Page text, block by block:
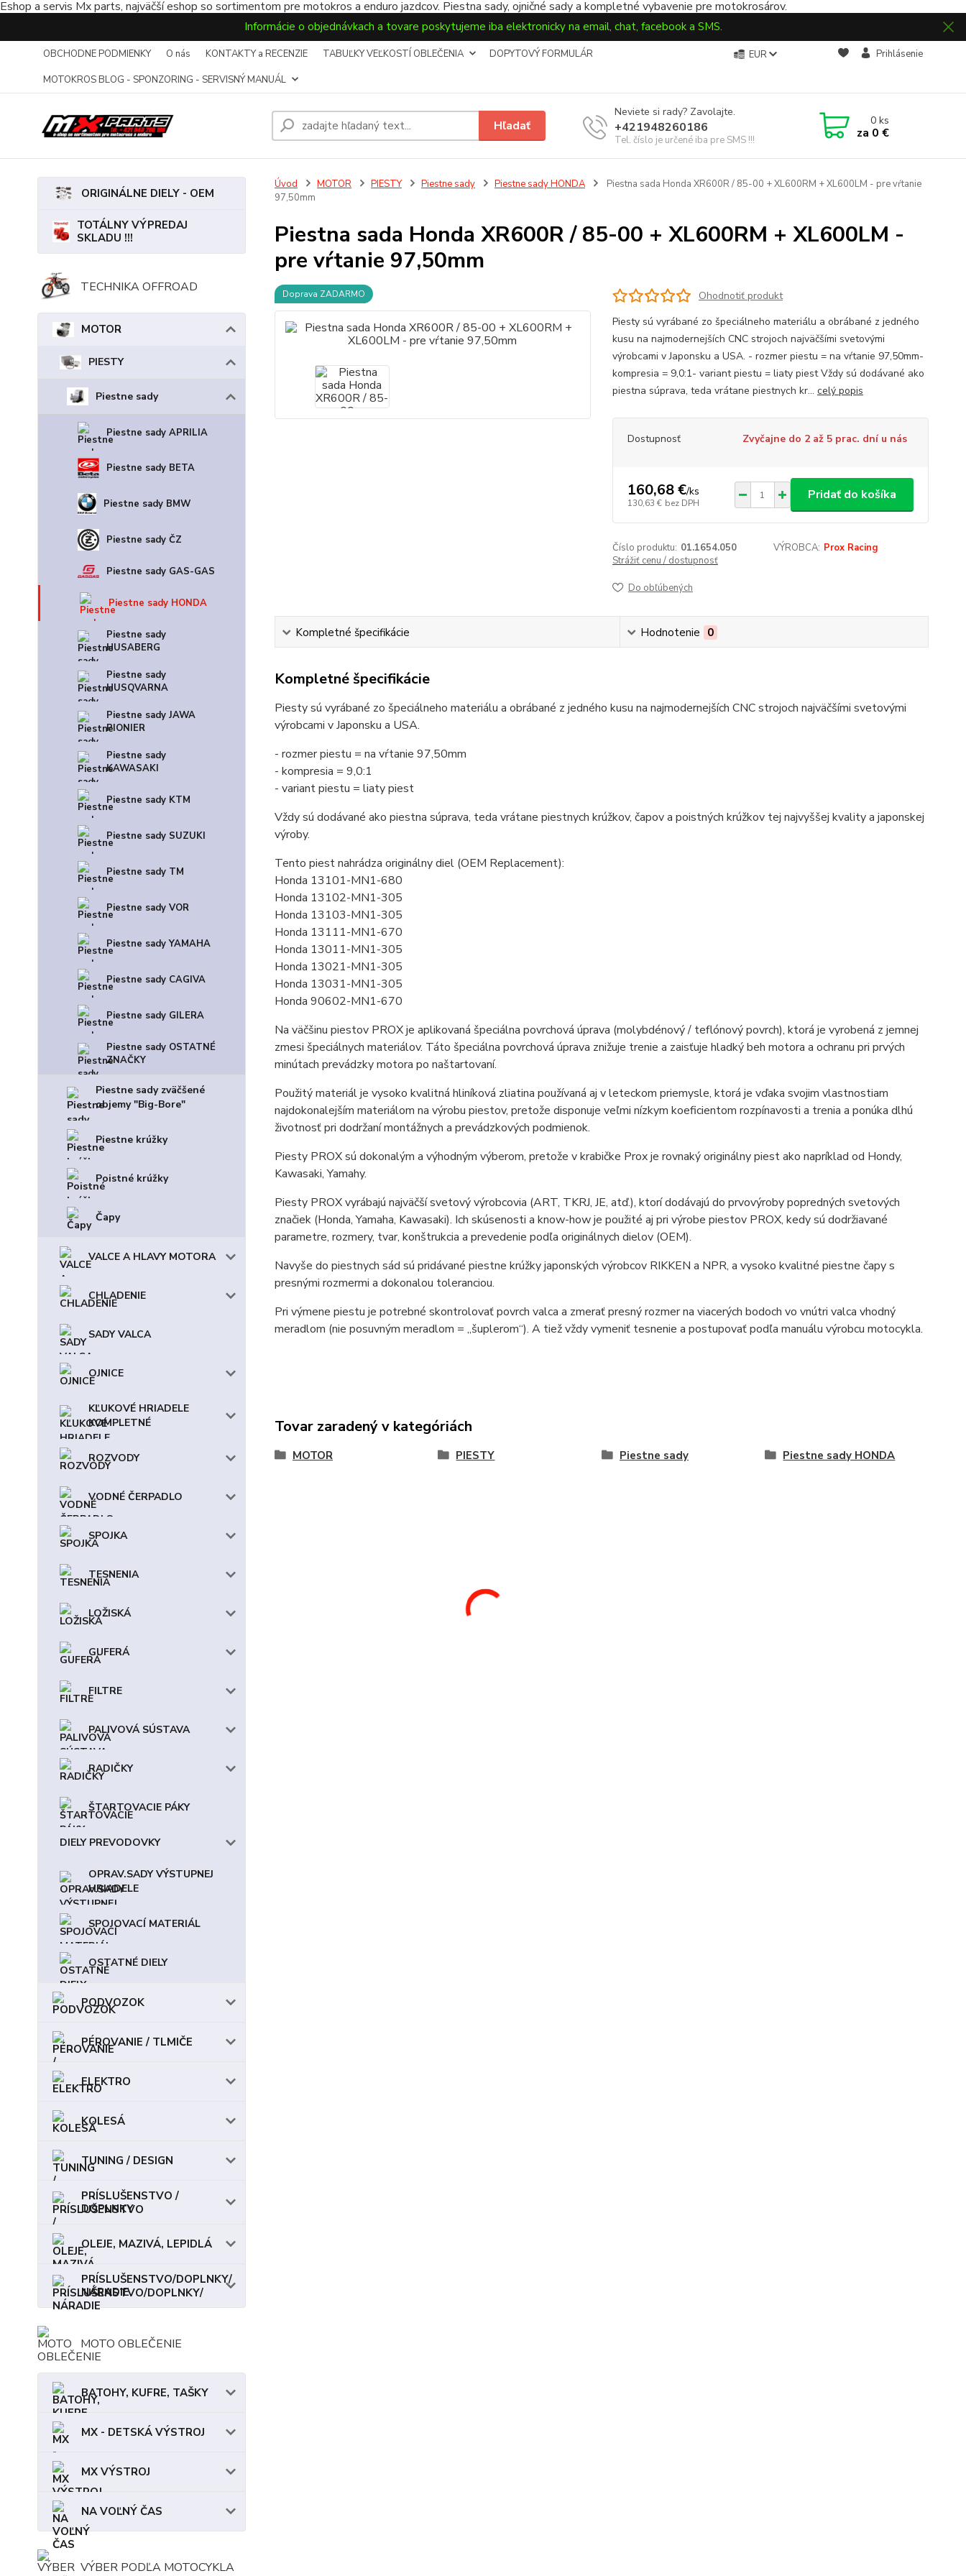
Eshop a servis Mx parts, najväčší eshop so sortimentom pre motokros a enduro jazdcov. Piestna sady, ojničné sady a kompletné vybavenie pre motokrosárov.
Informácie o objednávkach a tovare poskytujeme iba elektronicky na email, chat, facebook a SMS.
OBCHODNE PODMIENKY O nás KONTAKTY a RECENZIE TABUĽKY VEĽKOSTÍ OBLEČENIA
DOPYTOVÝ FORMULÁR
MOTOKROS BLOG - SPONZORING - SERVISNÝ MANUÁL
EUR Prihlásenie
Hľadať
Neviete si rady? Zavolajte.
+421948260186
Tel. číslo je určené iba pre SMS !!!
0ks
za 0 €
ORIGINÁLNE DIELY - OEM
TOTÁLNY VÝPREDAJ
SKLADU !!!
TECHNIKA OFFROAD
MOTOR
PIESTY
Piestne sady
Piestne sady APRILIA
Piestne sady BETA
Piestne sady BMW
Piestne sady ČZ
Piestne sady GAS-GAS
Piestne sady HONDA
Piestne sady
HUSABERG
Piestne sady
HUSQVARNA
Piestne sady JAWA
PIONIER
Piestne sady
KAWASAKI
Piestne sady KTM
Piestne sady SUZUKI
Piestne sady TM
Piestne sady VOR
Piestne sady YAMAHA
Piestne sady CAGIVA
Piestne sady GILERA
Piestne sady OSTATNÉ
ZNAČKY
Piestne sady zväčšené
objemy "Big-Bore"
Piestne krúžky
Poistné krúžky
Čapy
VALCE A HLAVY MOTORA
CHLADENIE
SADY VALCA
OJNICE
KĽUKOVÉ HRIADELE
KOMPLETNÉ
ROZVODY
VODNÉ ČERPADLO
SPOJKA
TESNENIA
LOŽISKÁ
GUFERÁ
FILTRE
PALIVOVÁ SÚSTAVA
RADIČKY
ŠTARTOVACIE PÁKY
DIELY PREVODOVKY
OPRAV.SADY VÝSTUPNEJ
HRIADELE
SPOJOVACÍ MATERIÁL
OSTATNÉ DIELY
PODVOZOK
PÉROVANIE / TLMIČE
ELEKTRO
KOLESÁ
TUNING / DESIGN
PRÍSLUŠENSTVO /
DOPLNKY
OLEJE, MAZIVÁ, LEPIDLÁ
PRÍSLUŠENSTVO/DOPLNKY/
NÁRADIE
MOTO OBLEČENIE
BATOHY, KUFRE, TAŠKY
MX - DETSKÁ VÝSTROJ
MX VÝSTROJ
NA VOĽNÝ ČAS
VÝBER PODĽA MOTOCYKLA
Úvod MOTOR PIESTY Piestne sady Piestne sady HONDA
Piestna sada Honda XR600R / 85-00 + XL600RM + XL600LM - pre vŕtanie
97,50mm
Piestna sada Honda XR600R / 85-00 + XL600RM + XL600LM -
pre vŕtanie 97,50mm
Doprava ZADARMO
Ohodnotiť produkt
Piesty sú vyrábané zo špeciálneho materiálu a obrábané z jedného
kusu na najmodernejších CNC strojoch najväčšími svetovými
výrobcami v Japonsku a USA. - rozmer piestu = na vŕtanie 97,50mm-
kompresia = 9,0:1- variant piestu = liaty piest Vždy sú dodávané ako
piestna súprava, teda vrátane piestnych kr... celý popis
Dostupnosť Zvyčajne do 2 až 5 prac. dní u nás
160,68 €/ks
130,63 € bez DPH
Pridať do košíka
Číslo produktu: 01.1654.050 VÝROBCA: Prox Racing
Strážiť cenu / dostupnosť
Do obľúbených
Kompletné špecifikácie Hodnotenie 0
Kompletné špecifikácie
Piesty sú vyrábané zo špeciálneho materiálu a obrábané z jedného kusu na najmodernejších CNC strojoch najväčšími svetovými
výrobcami v Japonsku a USA.
- rozmer piestu = na vŕtanie 97,50mm
- kompresia = 9,0:1
- variant piestu = liaty piest
Vždy sú dodávané ako piestna súprava, teda vrátane piestnych krúžkov, čapov a poistných krúžkov tej najvyššej kvality a japonskej
výroby.
Tento piest nahrádza originálny diel (OEM Replacement):
Honda 13101-MN1-680
Honda 13102-MN1-305
Honda 13103-MN1-305
Honda 13111-MN1-670
Honda 13011-MN1-305
Honda 13021-MN1-305
Honda 13031-MN1-305
Honda 90602-MN1-670
Na väčšinu piestov PROX je aplikovaná špeciálna povrchová úprava (molybdénový / teflónový povrch), ktorá je vyrobená z jemnej
zmesi špeciálnych materiálov. Táto špeciálna povrchová úprava znižuje trenie a zaisťuje hladký beh motora a ochranu pri prvých
minútach prevádzky motora po naštartovaní.
Použitý materiál je vysoko kvalitná hliníková zliatina používaná aj v leteckom priemysle, ktorá je vďaka svojim vlastnostiam
najdokonalejším materiálom na výrobu piestov, pretože disponuje veľmi nízkym koeficientom rozpínavosti a trenia a ponúka dlhú
životnosť pri dodržaní montážnych a prevádzkových podmienok.
Piesty PROX sú dokonalým a výhodným výberom, pretože v krabičke Prox je rovnaký originálny piest ako napríklad od Hondy,
Kawasaki, Yamahy.
Piesty PROX vyrábajú najväčší svetový výrobcovia (ART, TKRJ, JE, atď.), ktorí dodávajú do prvovýroby popredných svetových
značiek (Honda, Yamaha, Kawasaki). Ich skúsenosti a know-how je použité aj pri výrobe piestov PROX, kedy sú dodržiavané
parametre, rozmery, tvar, konštrukcia a prevedenie podľa originálnych dielov (OEM).
Navyše do piestnych sád sú pridávané piestne krúžky japonských výrobcov RIKKEN a NPR, a vysoko kvalitné piestne čapy s
presnými rozmermi a dokonalou toleranciou.
Pri výmene piestu je potrebné skontrolovať povrch valca a zmerať presný rozmer na viacerých bodoch vo vnútri valca vhodný
meradlom (nie posuvným meradlom = „šuplerom“). A tiež vždy vymeniť tesnenie a postupovať podľa manuálu výrobcu motocykla.
Tovar zaradený v kategóriách
MOTOR PIESTY Piestne sady Piestne sady HONDA